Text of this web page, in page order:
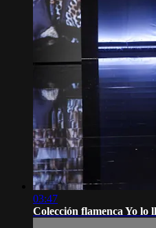
03:47
Colección flamenca Yo lo